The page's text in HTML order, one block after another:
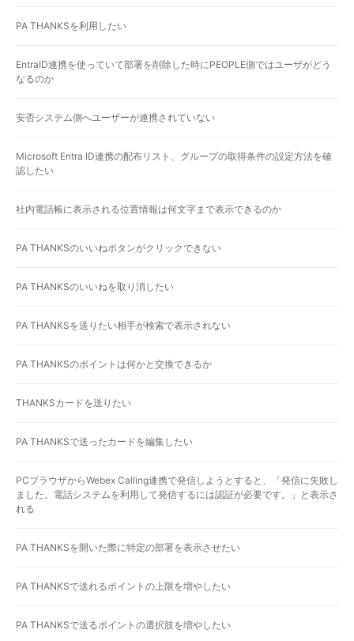
PA THANKSを利用したい
EntraID連携を使っていて部署を削除した時にPEOPLE側ではユーザがどう
なるのか
安否システム側へユーザーが連携されていない
Microsoft Entra ID連携の配布リスト、グループの取得条件の設定方法を確
認したい
社内電話帳に表示される位置情報は何文字まで表示できるのか
PA THANKSのいいねボタンがクリックできない
PA THANKSのいいねを取り消したい
PA THANKSを送りたい相手が検索で表示されない
PA THANKSのポイントは何かと交換できるか
THANKSカードを送りたい
PA THANKSで送ったカードを編集したい
PCブラウザからWebex Calling連携で発信しようとすると、「発信に失敗し
ました。電話システムを利用して発信するには認証が必要です。」と表示さ
れる
PA THANKSを開いた際に特定の部署を表示させたい
PA THANKSで送れるポイントの上限を増やしたい
PA THANKSで送るポイントの選択肢を増やしたい